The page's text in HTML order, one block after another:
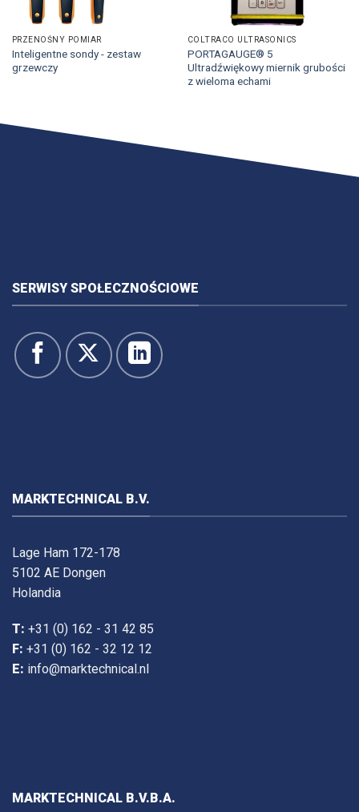
PRZENOŚNY POMIAR
Inteligentne sondy - zestaw
grzewczy
COLTRACO ULTRASONICS
PORTAGAUGE® 5
Ultradźwiękowy miernik grubości
z wieloma echami
SERWISY SPOŁECZNOŚCIOWE
MARKTECHNICAL B.V.
Lage Ham 172-178
5102 AE Dongen
Holandia
T: +31 (0) 162 - 31 42 85
F: +31 (0) 162 - 32 12 12
E: info@marktechnical.nl
MARKTECHNICAL B.V.B.A.